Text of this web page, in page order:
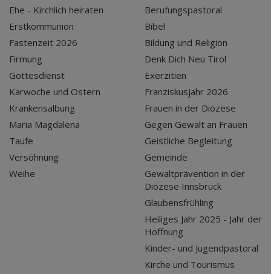
Ehe - Kirchlich heiraten
Erstkommunion
Fastenzeit 2026
Firmung
Gottesdienst
Karwoche und Ostern
Krankensalbung
Maria Magdalena
Taufe
Versöhnung
Weihe
Berufungspastoral
Bibel
Bildung und Religion
Denk Dich Neu Tirol
Exerzitien
Franziskusjahr 2026
Frauen in der Diözese
Gegen Gewalt an Frauen
Geistliche Begleitung
Gemeinde
Gewaltprävention in der
Diözese Innsbruck
Glaubensfrühling
Heiliges Jahr 2025 - Jahr der
Hoffnung
Kinder- und Jugendpastoral
Kirche und Tourismus